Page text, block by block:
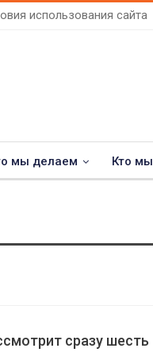
использования сайта
мы делаем Кто мы
сразу шесть